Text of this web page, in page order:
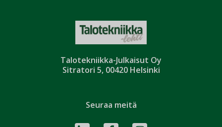
Talotekniikka-Julkaisut Oy
Sitratori 5, 00420 Helsinki
Seuraa meitä